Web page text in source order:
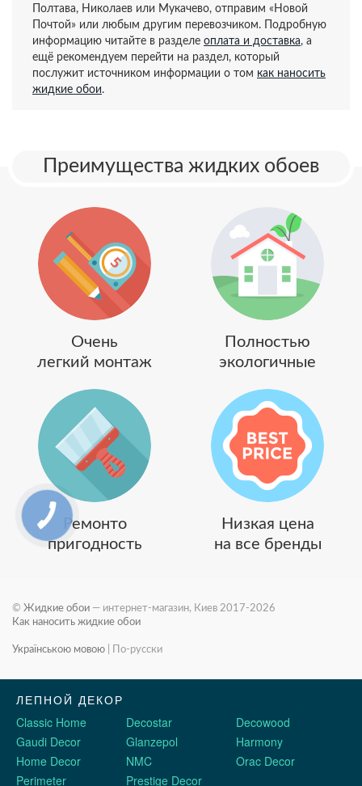
Полтава, Николаев или Мукачево, отправим «Новой
Почтой» или любым другим перевозчиком. Подробную
информацию читайте в разделе оплата и доставка, а
ещё рекомендуем перейти на раздел, который
послужит источником информации о том как наносить
жидкие обои.
Преимущества жидких обоев
Очень
легкий монтаж
Полностью
экологичные
Ремонто
пригодность
Низкая цена
на все бренды
© Жидкие обои — интернет-магазин, Киев 2017-2026
Как наносить жидкие обои
Українською мовою По-русски
ЛЕПНОЙ ДЕКОР
Classic Home
Decostar
Decowood
Gaudi Decor
Glanzepol
Harmony
Home Decor
NMC
Orac Decor
Perimeter
Prestige Decor